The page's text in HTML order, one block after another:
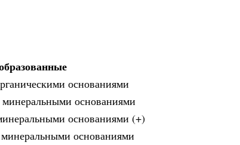
основаниями
основаниями
основаниями (+)
основаниями